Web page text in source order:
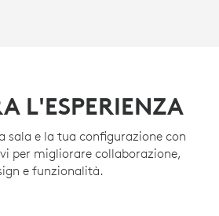
e la gestione con
per Microsoft Teams Rooms
appliance Zoom Rooms,
alternative per sale con
L'ESPERIENZA
sala e la tua configurazione con
per migliorare collaborazione,
e funzionalità.